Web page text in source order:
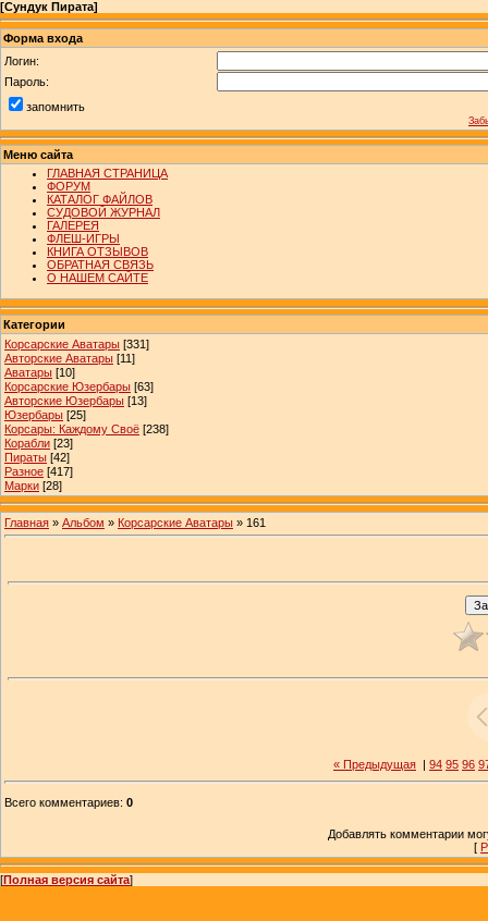
[Сундук Пирата]
Форма входа
Логин:
Пароль:
запомнить
Меню сайта
ГЛАВНАЯ СТРАНИЦА
ФОРУМ
КАТАЛОГ ФАЙЛОВ
СУДОВОЙ ЖУРНАЛ
ГАЛЕРЕЯ
ФЛЕШ-ИГРЫ
КНИГА ОТЗЫВОВ
ОБРАТНАЯ СВЯЗЬ
О НАШЕМ САЙТЕ
Категории
Корсарские Аватары [331]
Авторские Аватары [11]
Аватары [10]
Корсарские Юзербары [63]
Авторские Юзербары [13]
Юзербары [25]
Корсары: Каждому Своё [238]
Корабли [23]
Пираты [42]
Разное [417]
Марки [28]
Главная » Альбом » Корсарские Аватары » 161
« Предыдущая 94 95 96
Всего комментариев: 0
Добавлять комментарии
[
[Полная версия сайта]